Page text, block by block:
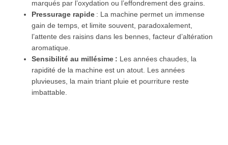
marqués par l’oxydation ou l’effondrement des grains.
Pressurage rapide : La machine permet un immense
gain de temps, et limite souvent, paradoxalement,
l’attente des raisins dans les bennes, facteur d’altération
aromatique.
Sensibilité au millésime : Les années chaudes, la
rapidité de la machine est un atout. Les années
pluvieuses, la main triant pluie et pourriture reste
imbattable.